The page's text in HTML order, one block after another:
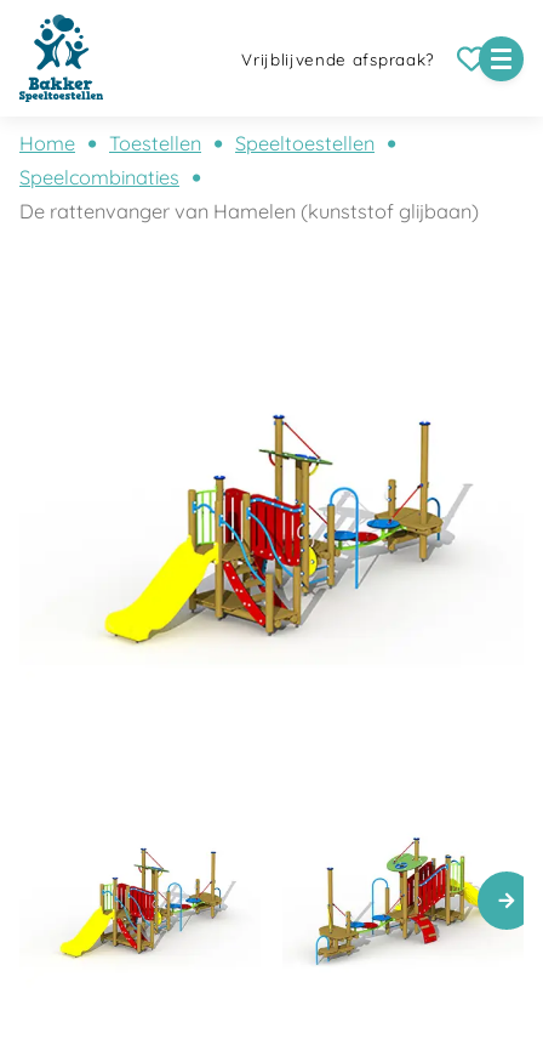
Vrijblijvende afspraak?
Home Toestellen
Speeltoestellen
Speelcombinaties
De rattenvanger van Hamelen (kunststof glijbaan)